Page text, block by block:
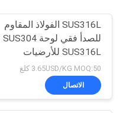
SUS316L الفولاذ المقاوم
للصدأ فقي لوحة SUS304
SUS316L للأرضيات
3.65USD/KG MOQ:50 كلغ
الاتصال